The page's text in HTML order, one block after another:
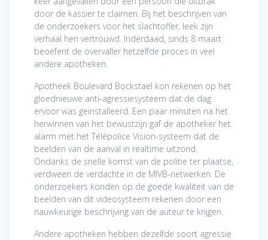
door de kassier te claimen. Bij het beschrijven van
de onderzoekers voor het slachtoffer, leek zijn
verhaal hen vertrouwd. Inderdaad, sinds 8 maart
beoefent de overvaller hetzelfde proces in veel
andere apotheken.
Apotheek Boulevard Bockstael kon rekenen op het
gloednieuwe anti-agressiesysteem dat de dag
ervoor was geïnstalleerd. Een paar minuten na het
herwinnen van het bewustzijn gaf de apotheker het
alarm met het Télépolice Vision-systeem dat de
beelden van de aanval in realtime uitzond.
Ondanks de snelle komst van de politie ter plaatse,
verdween de verdachte in de MIVB-netwerken. De
onderzoekers konden op de goede kwaliteit van de
beelden van dit videosysteem rekenen door een
nauwkeurige beschrijving van de auteur te krijgen.
Andere apotheken hebben dezelfde soort agressie